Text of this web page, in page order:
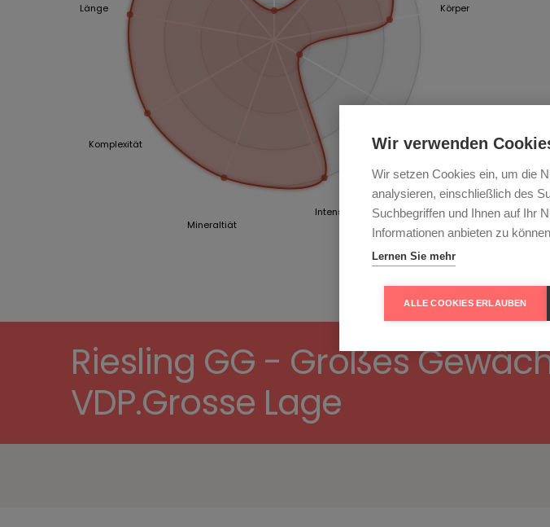
Körper
Intensität
Mineraltiät
Komplexität
Länge
Riesling GG - Großes
VDP.Grosse Lage
Wir verwenden
Wir setzen Cookies ein, um die
analysieren, einschließlich des
Suchbegriffen und Ihnen auf Ihr
Informationen anbieten zu
Lernen Sie mehr
ALLE COOKIES ERLAUBEN